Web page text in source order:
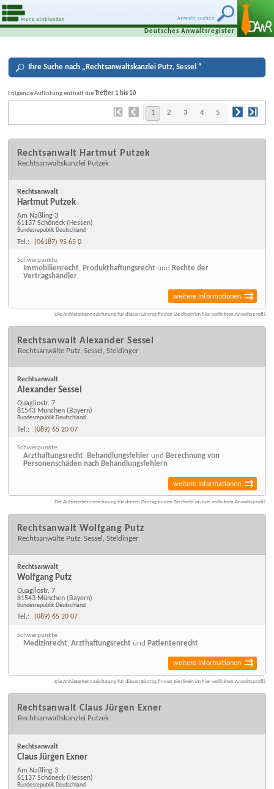
Anwalt suchen
Menü einblenden
Deutsches Anwaltsregister
IhreSuche nach „ Rechtsanwaltskanzlei Putz, Sessel “
Folgende Auflistung enthält die Treffer 1 bis 10
1 2 3 4 5
Rechtsanwalt Hartmut Putzek
Rechtsanwaltskanzlei Putzek
Rechtsanwalt
Hartmut Putzek
Am Naßling 3
61137 Schöneck (Hessen)
Bundesrepublik Deutschland
Tel.: (06187) 95 65 0
Schwerpunkte:
Immobilienrecht, Produkthaftungsrecht und Rechte der
Vertragshändler
weitere Informationen
Die Anbieterkennzeichnung für diesen Eintrag finden Sie direkt im hier verlinkten Anwaltsprofil.
Rechtsanwalt Alexander Sessel
Rechtsanwälte Putz, Sessel, Steldinger
Rechtsanwalt
Alexander Sessel
Quagliostr. 7
81543 München (Bayern)
Bundesrepublik Deutschland
Tel.: (089) 65 20 07
Schwerpunkte:
Arzthaftungsrecht, Behandlungsfehler und Berechnung von
Personenschäden nach Behandlungsfehlern
weitere Informationen
Die Anbieterkennzeichnung für diesen Eintrag finden Sie direkt im hier verlinkten Anwaltsprofil.
Rechtsanwalt Wolfgang Putz
Rechtsanwälte Putz, Sessel, Steldinger
Rechtsanwalt
Wolfgang Putz
Quagliostr. 7
81543 München (Bayern)
Bundesrepublik Deutschland
Tel.: (089) 65 20 07
Schwerpunkte:
Medizinrecht,Arzthaftungsrecht und Patientenrecht
weitere Informationen
Die Anbieterkennzeichnung für diesen Eintrag finden Sie direkt im hier verlinkten Anwaltsprofil.
Rechtsanwalt Claus Jürgen Exner
Rechtsanwaltskanzlei Putzek
Rechtsanwalt
Claus Jürgen Exner
Am Naßling 3
61137 Schöneck (Hessen)
Bundesrepublik Deutschland